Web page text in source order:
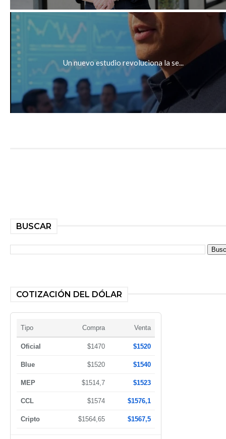
Un nuevo estudio revoluciona la se...
BUSCAR
COTIZACIÓN DEL DÓLAR
Tipo Compra Venta
Oficial $1470 $1520
Blue $1520 $1540
MEP $1514,7 $1523
CCL $1574 $1576,1
Cripto $1564,65 $1567,5